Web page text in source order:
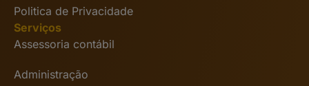
Politica de Privacidade
Serviços
Assessoria contábil
Administração